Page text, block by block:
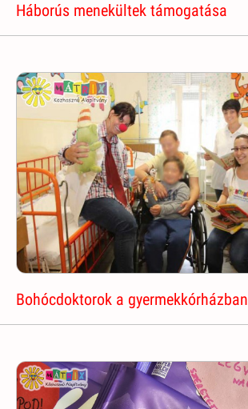
Háborús menekültek támogatása
Bohócdoktorok a gyermekkórházban